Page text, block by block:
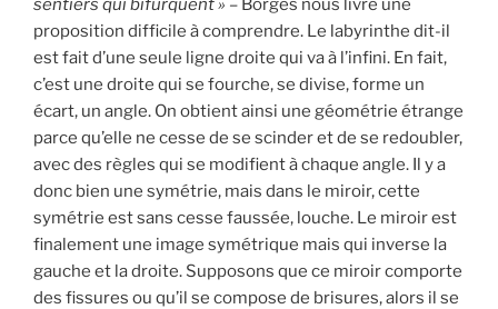
proposition difficile à comprendre. Le labyrinthe dit-il
est fait d’une seule ligne droite qui va à l’infini. En fait,
c’est une droite qui se fourche, se divise, forme un
écart, un angle. On obtient ainsi une géométrie étrange
parce qu’elle ne cesse de se scinder et de se redoubler,
avec des règles qui se modifient à chaque angle. Il y a
donc bien une symétrie, mais dans le miroir, cette
symétrie est sans cesse faussée, louche. Le miroir est
finalement une image symétrique mais qui inverse la
gauche et la droite. Supposons que ce miroir comporte
des fissures ou qu’il se compose de brisures, alors il se